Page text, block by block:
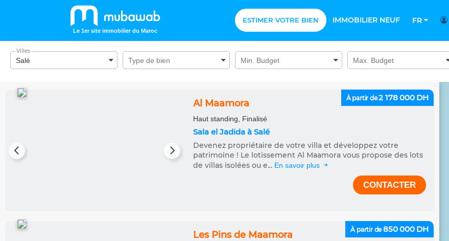
Le 1er site immobilier du Maroc
ESTIMER VOTRE BIEN IMMOBILIER NEUF FR
Villes
À partir de2 178 000 DH
Al Maamora
Haut standing, Finalisé
Sala el Jadida à Salé
Devenez propriétaire de votre villa et développez votre
patrimoine ! Le lotissement Al Maamora vous propose des lots
de villas isolées ou e... En savoir plus
CONTACTER
À partir de850 000 DH
Les Pins de Maamora